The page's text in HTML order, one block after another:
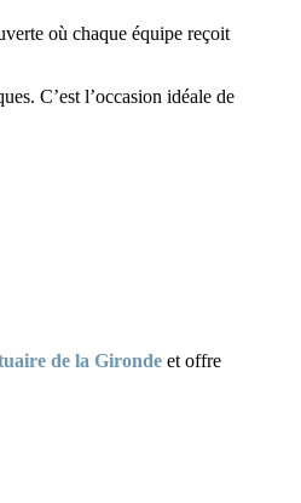
où chaque équipe reçoit
C’est l’occasion idéale de
de la Gironde et offre